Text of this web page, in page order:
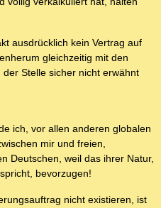
ausdrücklich kein Vertrag auf
gleichzeitig mit den
Stelle sicher nicht erwähnt
ich, vor allen anderen globalen
mir und freien,
Deutschen, weil das ihrer Natur,
bevorzugen!
nicht existieren, ist